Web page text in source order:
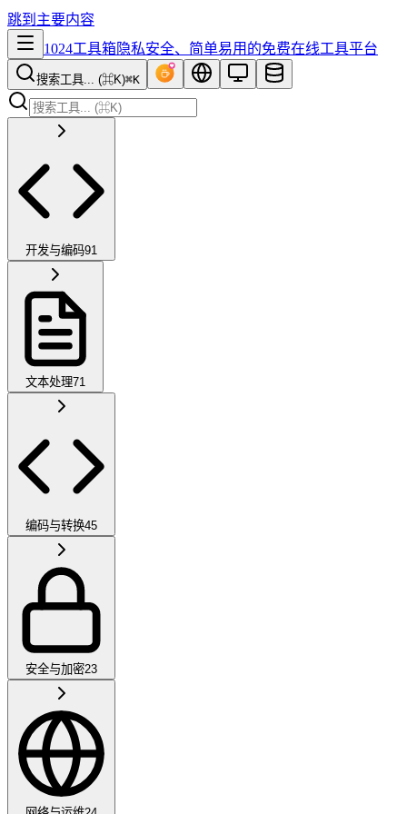
跳到主要内容
1024工具箱隐私安全、简单易用的免费在线工具平台
搜索工具... (⌘K)⌘K
开发与编码91
文本处理71
编码与转换45
安全与加密23